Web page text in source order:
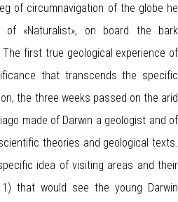
of circumnavigation of the globe he
«Naturalist», on board the bark
The first true geological experience of
that transcends the specific
the three weeks passed on the arid
made of Darwin a geologist and of
theories and geological texts.
idea of visiting areas and their
that would see the young Darwin